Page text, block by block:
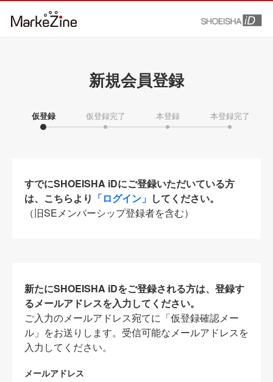
新規会員登録
仮登録 仮登録完了 本登録 本登録完了
すでにSHOEISHA iDにご登録いただいている方
は、こちらより 「ログイン」 してください。
（旧SEメンバーシップ登録者を含む）
新たにSHOEISHA iDをご登録される方は、登録す
るメールアドレスを入力してください。
ご入力のメールアドレス宛てに「仮登録確認メー
ル」をお送りします。受信可能なメールアドレスを
入力してください。
メールアドレス